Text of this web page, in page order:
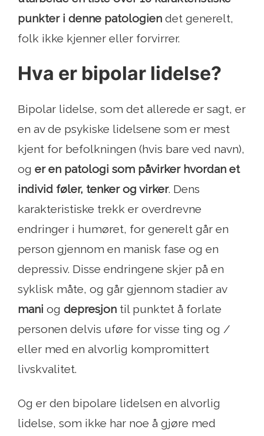
punkter i denne patologien det generelt,
folk ikke kjenner eller forvirrer.
Hva er bipolar lidelse?
Bipolar lidelse, som det allerede er sagt, er
en av de psykiske lidelsene som er mest
kjent for befolkningen (hvis bare ved navn),
og er en patologi som påvirker hvordan et
individ føler, tenker og virker. Dens
karakteristiske trekk er overdrevne
endringer i humøret, for generelt går en
person gjennom en manisk fase og en
depressiv. Disse endringene skjer på en
syklisk måte, og går gjennom stadier av
mani og depresjon til punktet å forlate
personen delvis uføre ​​for visse ting og /
eller med en alvorlig kompromittert
livskvalitet.
Og er den bipolare lidelsen en alvorlig
lidelse, som ikke har noe å gjøre med